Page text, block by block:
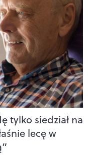
tylko siedział na
lecę w